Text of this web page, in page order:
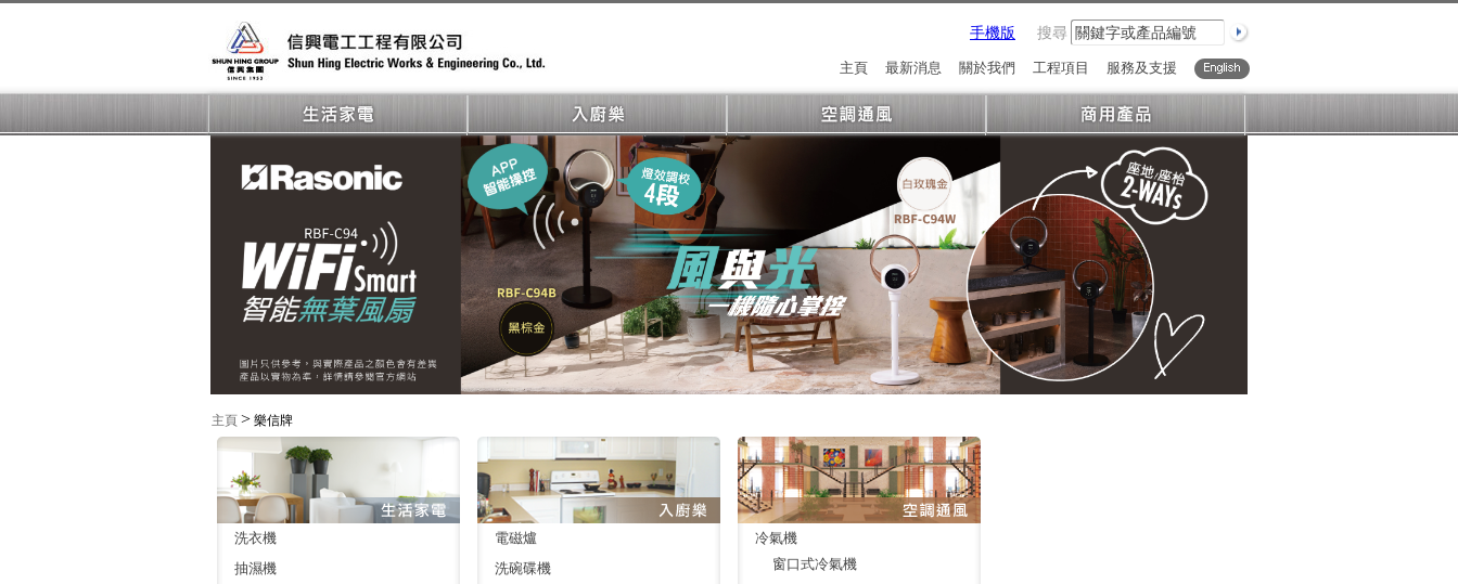
手機版 搜尋
服務及支援
工程項目
關於我們
最新消息
主頁
主頁 > 樂信牌
洗衣機
抽濕機
電磁爐
洗碗碟機
冷氣機
窗口式冷氣機